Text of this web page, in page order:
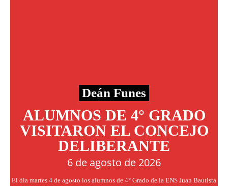
Deán Funes
ALUMNOS DE 4° GRADO
VISITARON EL CONCEJO
DELIBERANTE
6 de agosto de 2026
El día martes 4 de agosto los alumnos de 4° Grado de la ENS Juan Bautista